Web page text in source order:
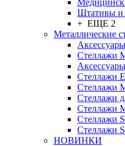
Штативы
+ ЕЩЕ 2
Металлические
Стеллажи
Стеллажи
Стеллажи
Стеллажи
Стеллажи
Стеллажи
Стеллажи
НОВИНКИ